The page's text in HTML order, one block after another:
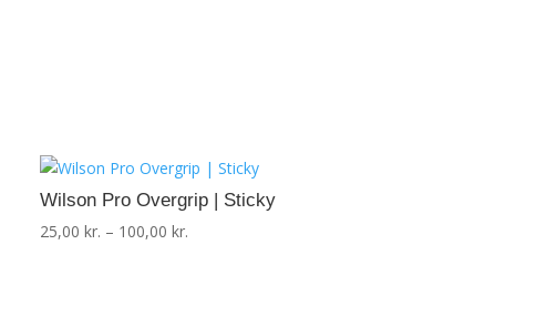
Wilson Pro Overgrip | Sticky
25,00kr. – 100,00kr.